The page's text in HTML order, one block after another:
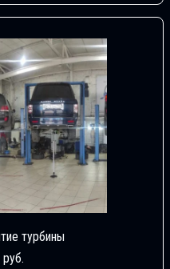
турбины